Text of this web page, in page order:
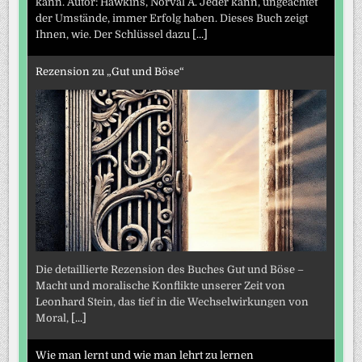
der Umstände, immer Erfolg haben. Dieses Buch zeigt
Ihnen, wie. Der Schlüssel dazu
[...]
Rezension zu „Gut und Böse“
Die detaillierte Rezension des Buches Gut und Böse –
Macht und moralische Konflikte unserer Zeit von
Leonhard Stein, das tief in die Wechselwirkungen von
Moral,
[...]
Wie man lernt und wie man lehrt zu lernen